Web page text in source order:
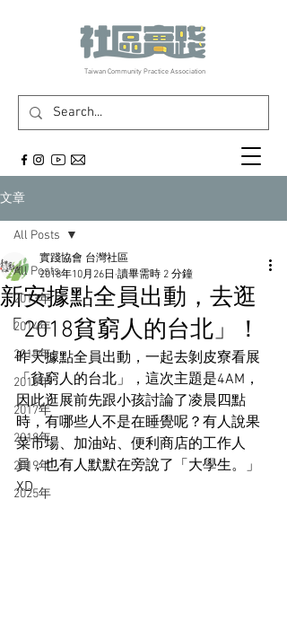
​Taiwan Community Practice Association
文章
All Posts
2013年
2014年
2015年
2016年
2017年
2018年
2019年
2025年
All Posts
新安據點全員出動，去逛
「2018貧窮人的台北」！
實踐協會 台灣社區
2018年10月26日 讀畢需時 2 分鐘
昨天據點全員出動，一起去剝皮寮看展
「貧窮人的台北」，這次主題是4AM，
因此逛展前先跟小孩討論了凌晨四點
時，有哪些人不是在睡覺呢？有人說果
菜市場、加油站、便利商店的工作人
員，也有人默默在旁說了「大學生。」
XD